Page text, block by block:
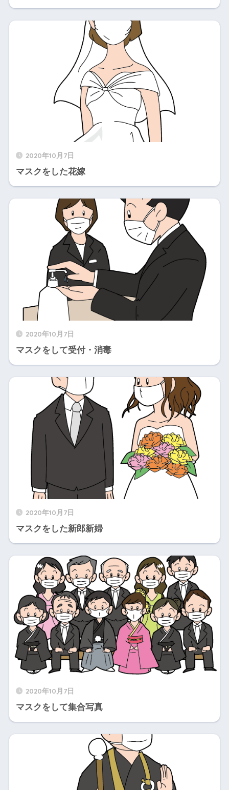
2020年10月7日
マスクをした花嫁
2020年10月7日
マスクをして受付・消毒
2020年10月7日
マスクをした新郎新婦
2020年10月7日
マスクをして集合写真